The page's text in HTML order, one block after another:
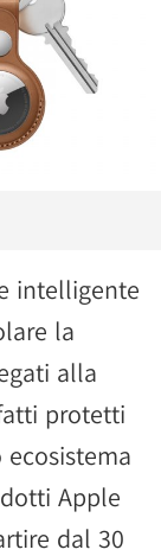
intelligente
la
alla
protetti
Apple
dal 30